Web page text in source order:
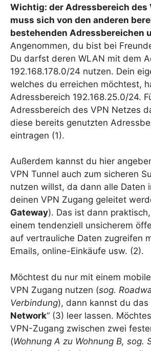
Wichtig: der Adressbereich des
muss sich von den anderen
bestehenden Adressbereichen
Angenommen, du bist bei
Du darfst deren WLAN mit dem
192.168.178.0/24 nutzen. Dein
welches du erreichen möchtest,
Adressbereich 192.168.25.0/24.
Adressbereich des VPN Netzes
diese bereits genutzten
eintragen (1).
Außerdem kannst du hier
VPN Tunnel auch zum sicheren
nutzen willst, da dann alle Daten
deinen VPN Zugang geleitet
Gateway). Das ist dann
einem tendenziell unsicherem
auf vertrauliche Daten zugreifen
Emails, online-Einkäufe usw. (2).
Möchtest du nur mit einem
VPN Zugang nutzen (sog.
Verbindung), dann kannst du das
Network“ (3) leer lassen.
VPN-Zugang zwischen zwei
(Wohnung A zu Wohnung B, sog.